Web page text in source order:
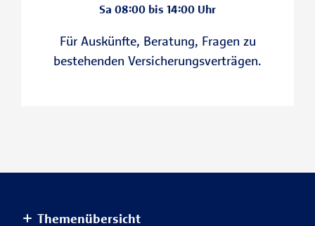
Sa 08:00 bis 14:00 Uhr
Für Auskünfte, Beratung, Fragen zu
bestehenden Versicherungsverträgen.
Themenübersicht